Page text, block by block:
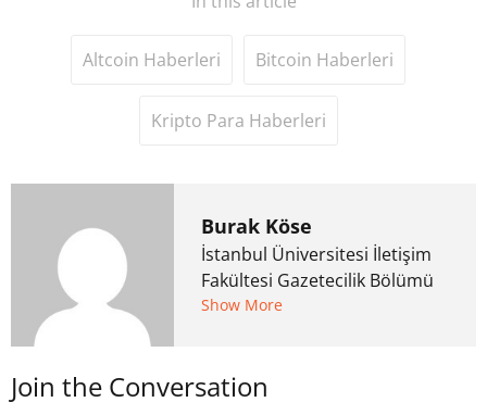
Altcoin Haberleri Bitcoin Haberleri
Kripto Para Haberleri
Burak Köse
İstanbul Üniversitesi İletişim
Fakültesi Gazetecilik Bölümü
mezunu. 6 yıl ana akım
kurdu. 2017'nin Mayıs ayından
Show More
Join the Conversation